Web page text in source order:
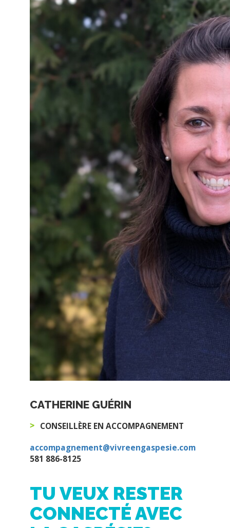
CATHERINE GUÉRIN
CONSEILLÈRE EN ACCOMPAGNEMENT
accompagnement@vivreengaspesie.com
581 886-8125
TU VEUX RESTER
LA GASPÉSIE?
Inscris-toi à notre infolettre pour recevoir de
l’information sur la Gaspésie quelques fois
par année.